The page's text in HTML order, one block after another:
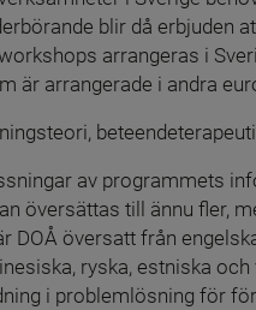
arrangeras i
är arrangerade i andra
av programmets
översättas till ännu fler,
DOÅ översatt från
ryska, estniska
i problemlösning för